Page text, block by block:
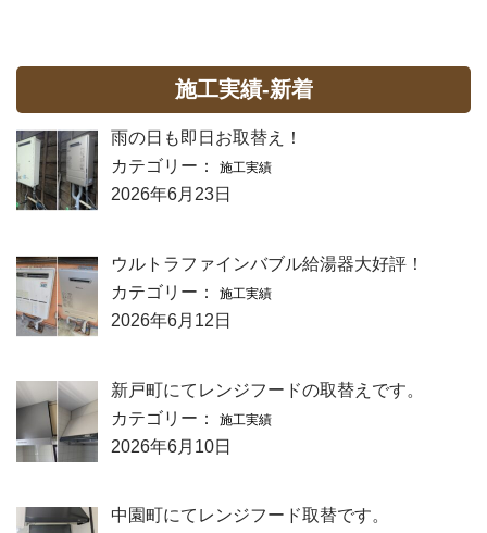
施工実績-新着
雨の日も即日お取替え！
カテゴリー：
施工実績
2026年6月23日
ウルトラファインバブル給湯器大好評！
カテゴリー：
施工実績
2026年6月12日
新戸町にてレンジフードの取替えです。
カテゴリー：
施工実績
2026年6月10日
中園町にてレンジフード取替です。